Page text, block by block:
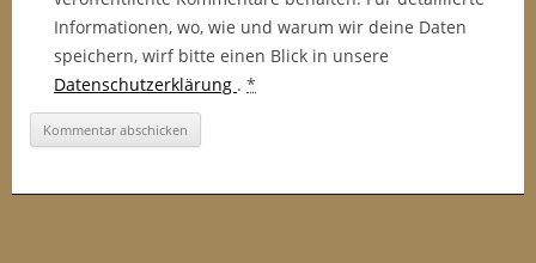
Informationen, wo, wie und warum wir deine Daten
speichern, wirf bitte einen Blick in unsere
Datenschutzerklärung . *